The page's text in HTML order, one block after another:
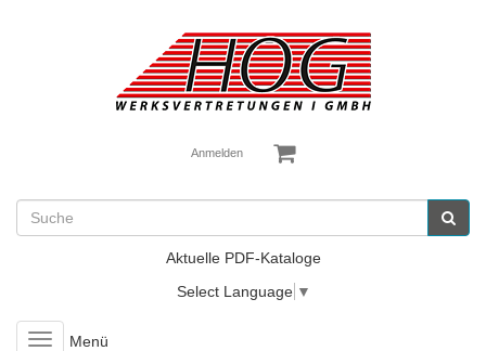
Anmelden
Aktuelle PDF-Kataloge
Select Language ▼
ToggleMenü